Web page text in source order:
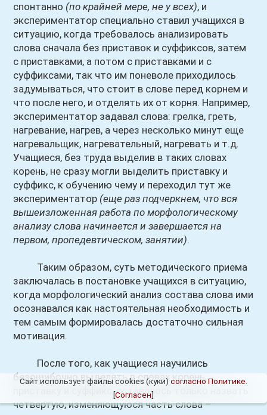
спонтанно (по крайней мере, не у всех), и
экспериментатор специально ставил учащихся в
ситуацию, когда требовалось анализировать
слова сначала без приставок и суффиксов, затем
с приставками, а потом с приставками и с
суффиксами, так что им поневоле приходилось
задумываться, что стоит в слове перед корнем и
что после него, и отделять их от корня. Например,
экспериментатор задавал слова: грелка, греть,
нагревание, нагрев, а через несколько минут еще
нагревальщик, нагревательный, нагревать и т.д.
Учащиеся, без труда выделив в таких словах
корень, не сразу могли выделить приставку и
суффикс, к обучению чему и переходил тут же
экспериментатор (еще раз подчеркнем, что вся
вышеизложенная работа по морфологическому
анализу слова начинается и завершается на
первом, пропедевтическом, занятии).
Таким образом, суть методического приема
заключалась в постановке учащихся в ситуацию,
когда морфологический анализ состава слова ими
осознавался как настоятельная необходимость и
тем самым формировалась достаточно сильная
мотивация.
После того, как учащиеся научились
безошибочно выделять в словах корень,
приставку и суффикс, оставалось только назвать
четвертую, изменяющуюся часть слова –
Сайт использует файлы cookies (куки) согласно Политике
[Согласен]